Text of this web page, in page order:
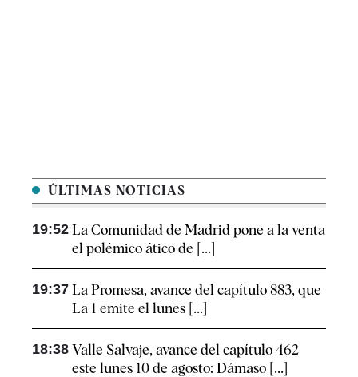
ÚLTIMAS NOTICIAS
19:52 La Comunidad de Madrid pone a la venta
el polémico ático de [...]
19:37 La Promesa, avance del capítulo 883, que
La 1 emite el lunes [...]
18:38 Valle Salvaje, avance del capítulo 462
este lunes 10 de agosto: Dámaso [...]